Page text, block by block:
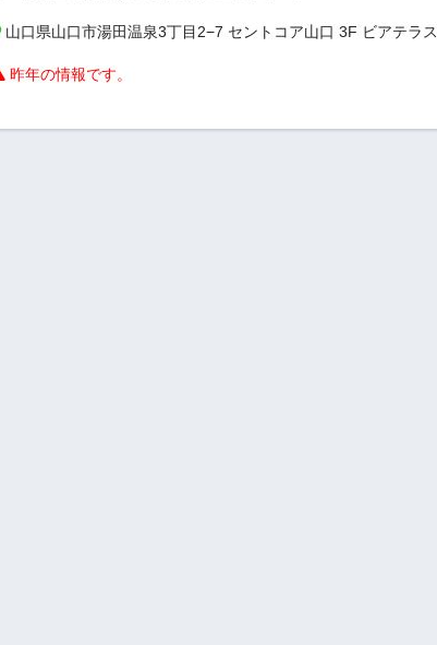
山口県山口市湯田温泉3丁目2−7 セントコア山口 3F ビアテラス
昨年の情報です。